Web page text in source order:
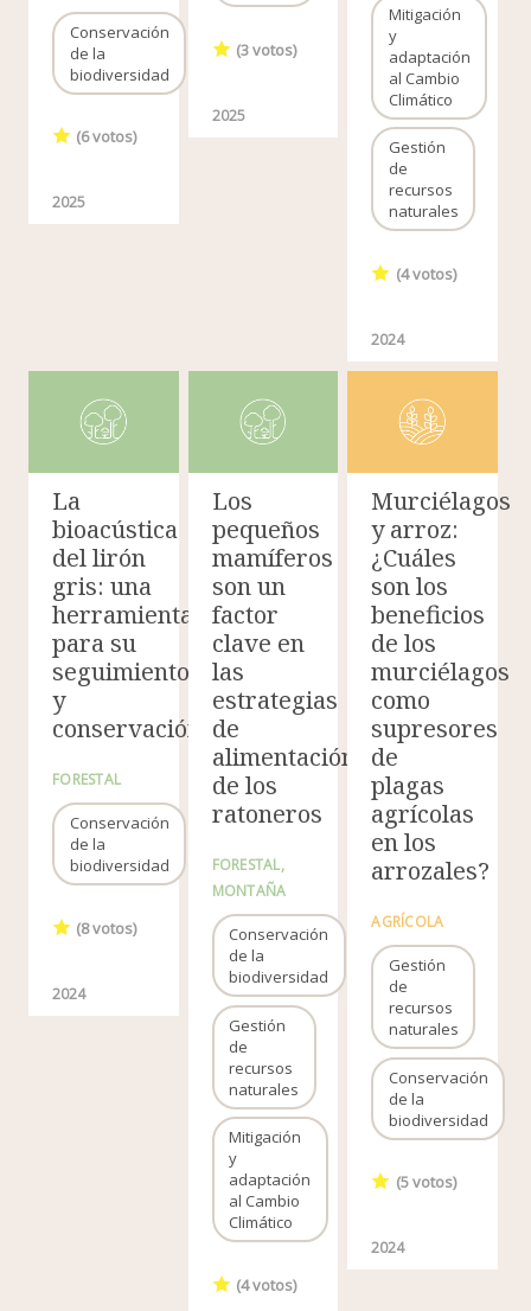
Conservación
de la
biodiversidad
(6votos)
2025
(3votos)
2025
Mitigación
y
adaptación
al Cambio
Climático
Gestión
de
recursos
naturales
(4votos)
2024
La
bioacústica
del lirón
gris: una
herramienta
para su
seguimiento
y
conservación
FORESTAL
Conservación
de la
biodiversidad
(8votos)
2024
Los
pequeños
mamíferos
son un
factor
clave en
las
estrategias
de
alimentación
de los
ratoneros
FORESTAL
MONTAÑA
Conservación
de la
biodiversidad
Gestión
de
recursos
naturales
Mitigación
y
adaptación
al Cambio
Climático
(4votos)
Murciélagos
y arroz:
¿Cuáles
son los
beneficios
de los
murciélagos
como
supresores
de
plagas
agrícolas
en los
arrozales?
AGRÍCOLA
Gestión
de
recursos
naturales
Conservación
de la
biodiversidad
(5votos)
2024